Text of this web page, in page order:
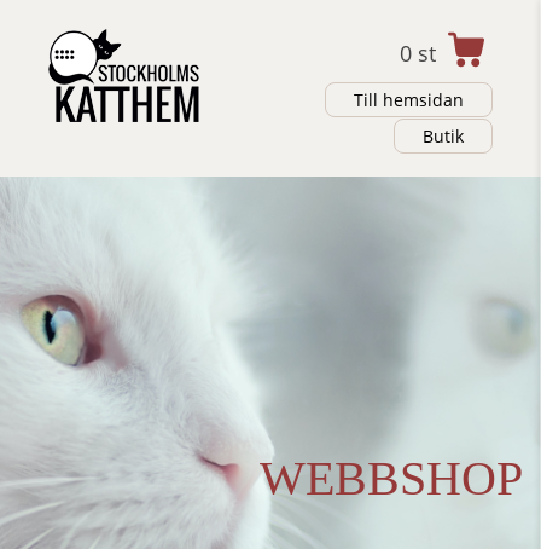
0 st
Till hemsidan
Butik
WEBBSHOP